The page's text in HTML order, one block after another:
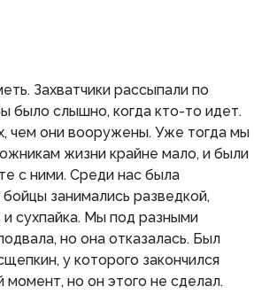
Захватчики рассыпали по
было слышно, когда кто-то идет.
чем они вооружены. Уже тогда мы
жизни крайне мало, и были
с ними. Среди нас была
занимались разведкой,
и сухпайка. Мы под разными
но она отказалась. Был
у которого закончился
но он этого не сделал.